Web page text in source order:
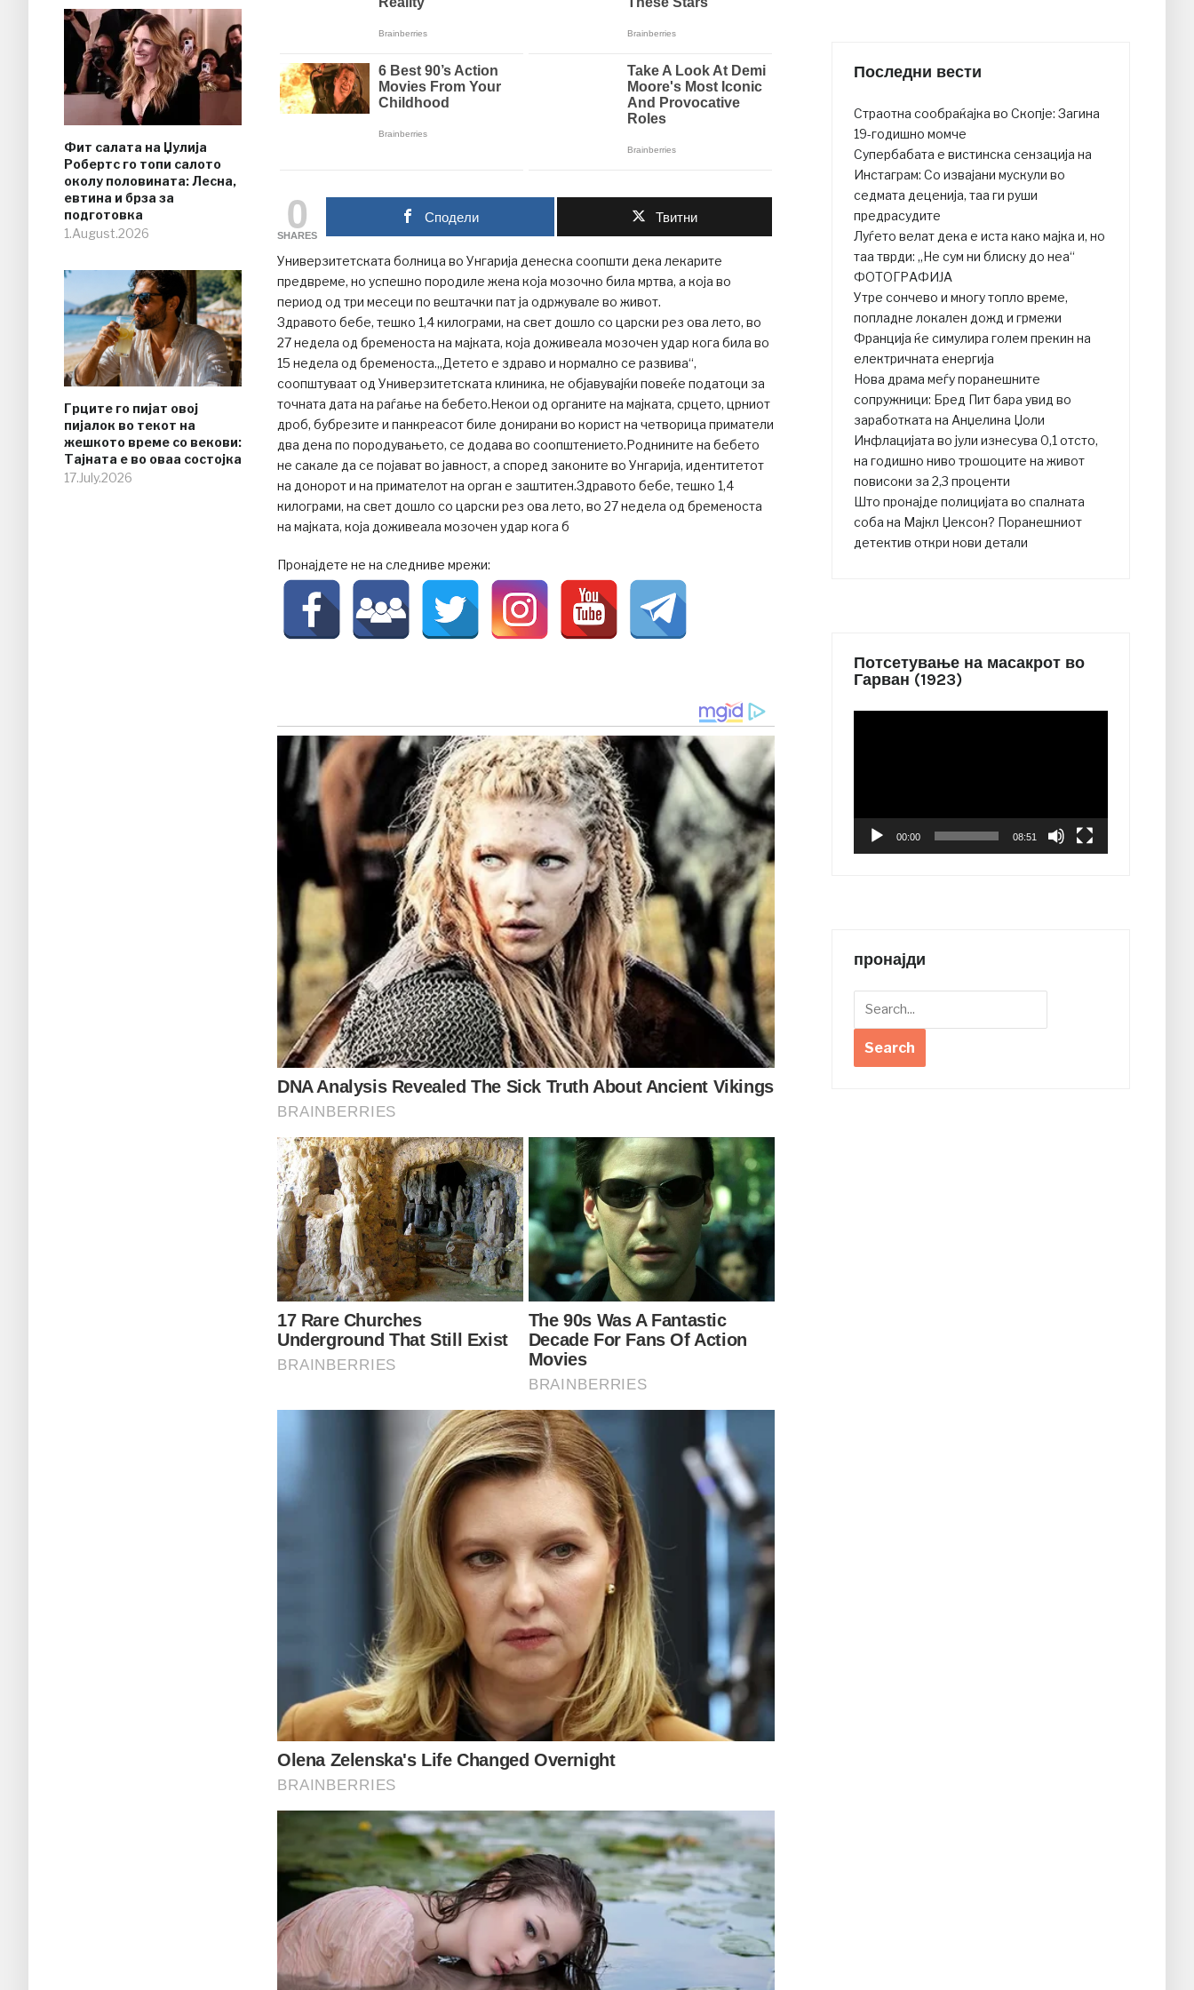
Фит салата на Џулија
Робертс го топи салото
околу половината: Лесна,
евтина и брза за
подготовка
1.August.2026
Грците го пијат овој
пијалок во текот на
жешкото време со векови:
Тајната е во оваа состојка
17.July.2026
0
SHARES
Сподели Твитни
Универзитетската болница во Унгарија денеска соопшти дека лекарите
предвреме, но успешно породиле жена која мозочно била мртва, а која во
период од три месеци по вештачки пат ја одржувале во живот.
Здравото бебе, тешко 1,4 килограми, на свет дошло со царски рез ова лето, во
27 недела од бременоста на мајката, која доживеала мозочен удар кога била во
15 недела од бременоста.„Детето е здраво и нормално се развива“,
соопштуваат од Универзитетската клиника, не објавувајќи повеќе податоци за
точната дата на раѓање на бебето.Некои од органите на мајката, срцето, црниот
дроб, бубрезите и панкреасот биле донирани во корист на четворица приматели
два дена по породувањето, се додава во соопштението.Роднините на бебето
не сакале да се појават во јавност, а според законите во Унгарија, идентитетот
на донорот и на примателот на орган е заштитен.Здравото бебе, тешко 1,4
килограми, на свет дошло со царски рез ова лето, во 27 недела од бременоста
на мајката, која доживеала мозочен удар кога б
Пронајдете не на следниве мрежи:
Последни вести
Страотна сообраќајка во Скопје: Загина
19-годишно момче
Супербабата е вистинска сензација на
Инстаграм: Со извајани мускули во
седмата деценија, таа ги руши
предрасудите
Луѓето велат дека е иста како мајка и, но
таа тврди: „Не сум ни блиску до неа“
ФОТОГРАФИЈА
Утре сончево и многу топло време,
попладне локален дожд и грмежи
Франција ќе симулира голем прекин на
електричната енергија
Нова драма меѓу поранешните
сопружници: Бред Пит бара увид во
заработката на Анџелина Џоли
Инфлацијата во јули изнесува 0,1 отсто,
на годишно ниво трошоците на живот
повисоки за 2,3 проценти
Што пронајде полицијата во спалната
соба на Мајкл Џексон? Поранешниот
детектив откри нови детали
Потсетување на масакрот во
Гарван (1923)
00:00 08:51
пронајди